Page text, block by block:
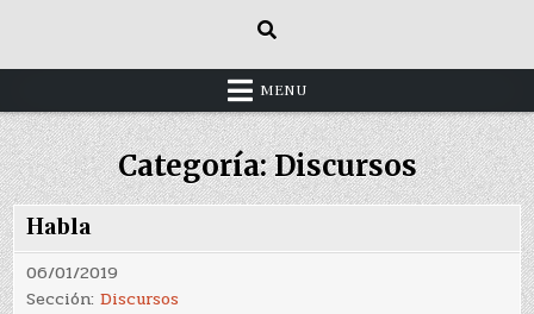
MENU
Categoría:Discursos
Habla
06/01/2019
Sección:Discursos